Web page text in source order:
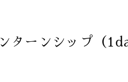
ターンシップ（